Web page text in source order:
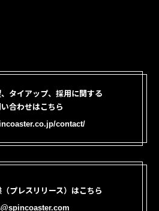
タイアップ、採用に関する
合わせはこちら
contact/
プレスリリース）はこちら